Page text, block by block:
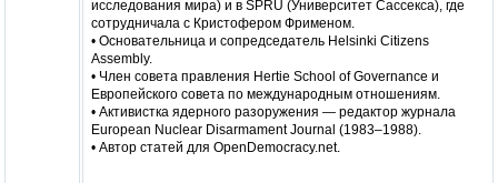
исследования мира) и в SPRU (Университет Сассекса), где
сотрудничала с Кристофером Фрименом.
• Основательница и сопредседатель Helsinki Citizens
Assembly.
• Член совета правления Hertie School of Governance и
Европейского совета по международным отношениям.
• Активистка ядерного разоружения — редактор журнала
European Nuclear Disarmament Journal (1983–1988).
• Автор статей для OpenDemocracy.net.